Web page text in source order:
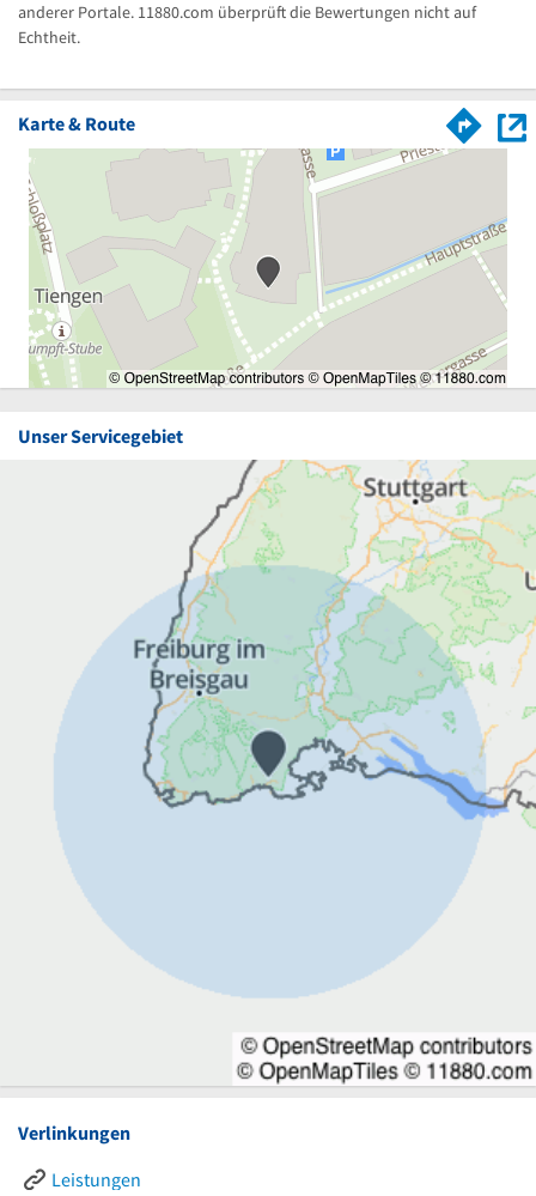
anderer Portale. 11880.com überprüft die Bewertungen nicht auf
Echtheit.
Karte & Route
Unser Servicegebiet
Verlinkungen
Leistungen